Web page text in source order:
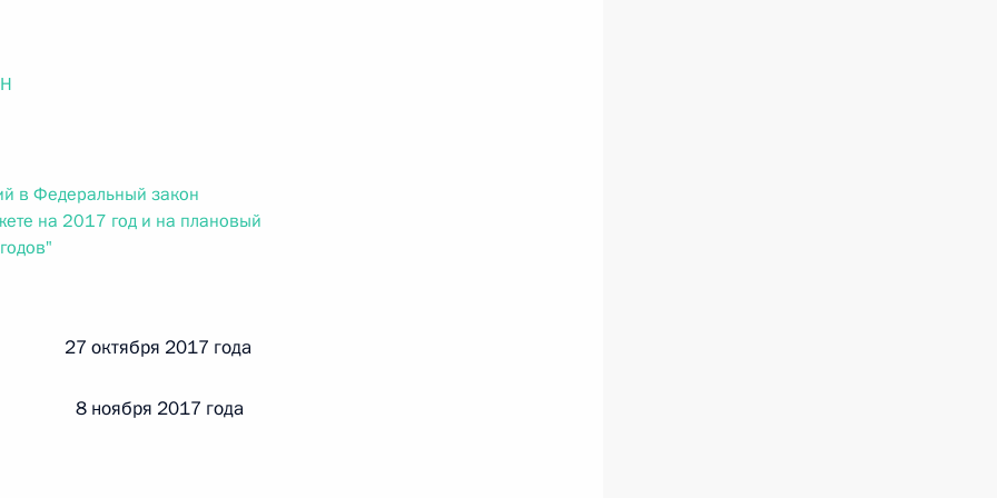
«О присяжных заседателях федеральных судов общей
закона «О государственной регистрации
в Федеральный закон
на 2017 год и на плановый
27 октября 2017 года
8 ноября 2017 года